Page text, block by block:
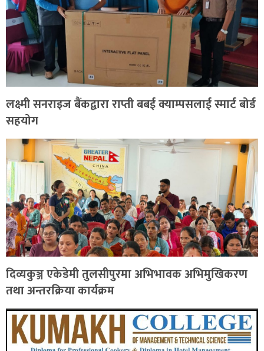
लक्ष्मी सनराइज बैंकद्वारा राप्ती बबई क्याम्पसलाई स्मार्ट बोर्ड
सहयोग
दिव्यकुञ्ज एकेडेमी तुलसीपुरमा अभिभावक अभिमुखिकरण
तथा अन्तरक्रिया कार्यक्रम